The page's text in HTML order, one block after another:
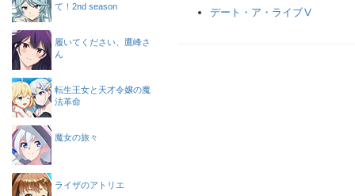
デート・ア・ライブⅤ
て！2nd season
履いてください、鷹峰さ
ん
転生王女と天才令嬢の魔
法革命
魔女の旅々
ライザのアトリエ